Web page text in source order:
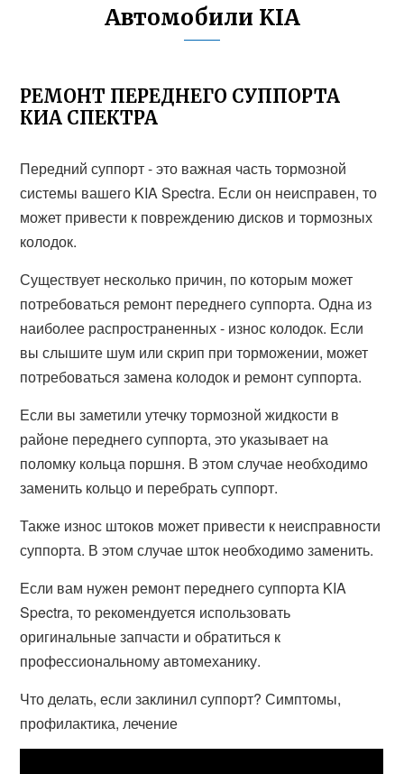
Автомобили KIA
РЕМОНТ ПЕРЕДНЕГО СУППОРТА
КИА СПЕКТРА
Передний суппорт - это важная часть тормозной
системы вашего KIA Spectra. Если он неисправен, то
может привести к повреждению дисков и тормозных
колодок.
Существует несколько причин, по которым может
потребоваться ремонт переднего суппорта. Одна из
наиболее распространенных - износ колодок. Если
вы слышите шум или скрип при торможении, может
потребоваться замена колодок и ремонт суппорта.
Если вы заметили утечку тормозной жидкости в
районе переднего суппорта, это указывает на
поломку кольца поршня. В этом случае необходимо
заменить кольцо и перебрать суппорт.
Также износ штоков может привести к неисправности
суппорта. В этом случае шток необходимо заменить.
Если вам нужен ремонт переднего суппорта KIA
Spectra, то рекомендуется использовать
оригинальные запчасти и обратиться к
профессиональному автомеханику.
Что делать, если заклинил суппорт? Симптомы,
профилактика, лечение